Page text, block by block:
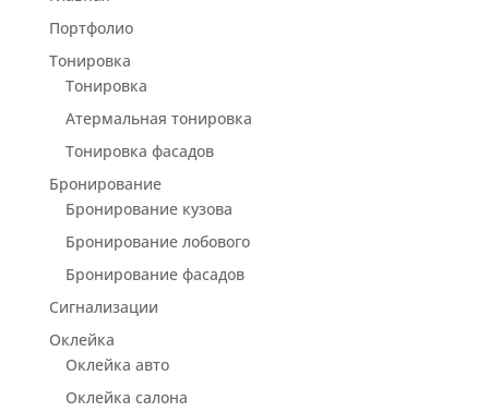
Портфолио
Тонировка
Тонировка
Атермальная тонировка
Тонировка фасадов
Бронирование
Бронирование кузова
Бронирование лобового
Бронирование фасадов
Сигнализации
Оклейка
Оклейка авто
Оклейка салона